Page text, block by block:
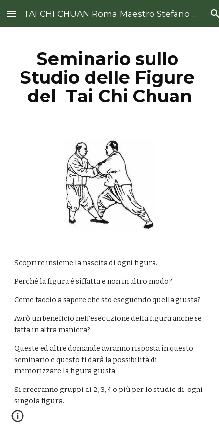
Skip to main content Skip to navigation
TAI CHI CHUAN Roma Maestro Stefano De Francesco
Seminario sullo
Studio delle Figure
del  Tai Chi Chuan
Scoprire insieme la nascita di ogni figura.
Perché la figura è siffatta e non in altro modo?
Come faccio a sapere che sto eseguendo quella giusta?
Avrò un beneficio nell’esecuzione della figura anche se
fatta in altra maniera?
Queste ed altre domande avranno risposta in questo
seminario e questo ti darà la possibilità di
memorizzare la figura giusta.
Si creeranno gruppi di 2, 3, 4 o più per lo studio di  ogni
singola figura.